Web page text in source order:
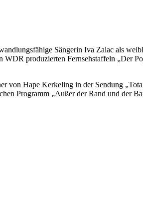
Sängerin Iva Zalac als
produzierten Fernsehstaffeln „Der
von Hape Kerkeling in der Sendung
Programm „Außer der Rand und der